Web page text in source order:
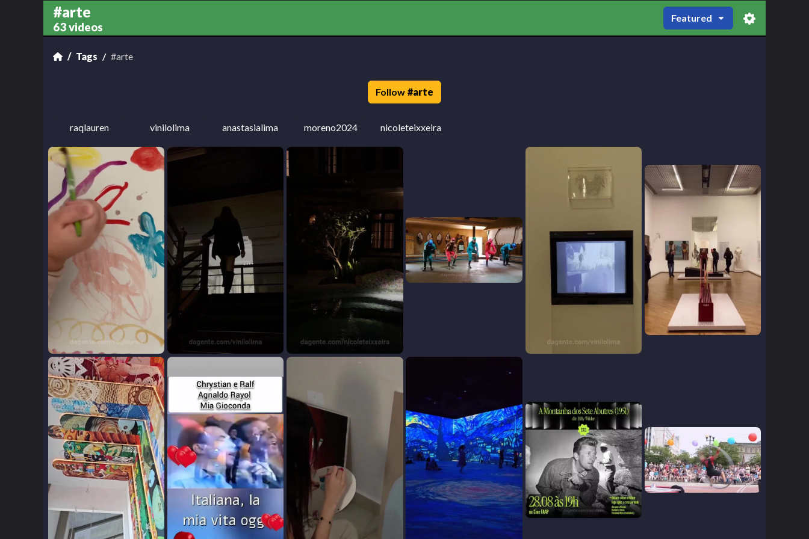
#arte
63 videos
Featured
Tags #arte
Follow #arte
raqlauren vinilolima anastasialima moreno2024 nicoleteixxeira